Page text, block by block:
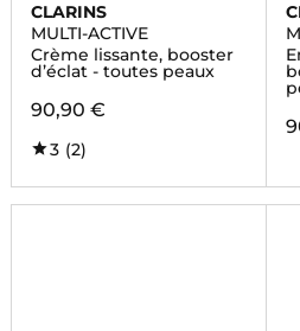
CLARINS
MULTI-ACTIVE
Crème lissante, booster
d’éclat - toutes peaux
90,90 €
3 (2)